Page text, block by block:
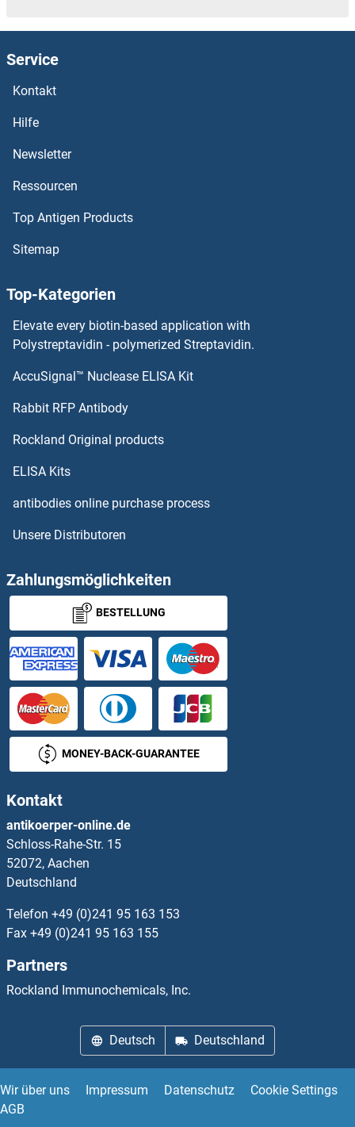
Service
Kontakt
Hilfe
Newsletter
Ressourcen
Top Antigen Products
Sitemap
Top-Kategorien
Elevate every biotin-based application with
Polystreptavidin - polymerized Streptavidin.
AccuSignal™ Nuclease ELISA Kit
Rabbit RFP Antibody
Rockland Original products
ELISA Kits
antibodies online purchase process
Unsere Distributoren
Zahlungsmöglichkeiten
BESTELLUNG
MONEY-BACK-GUARANTEE
Kontakt
antikoerper-online.de
Schloss-Rahe-Str. 15
52072, Aachen
Deutschland
Telefon +49 (0)241 95 163 153
Fax +49 (0)241 95 163 155
Partners
Rockland Immunochemicals, Inc.
Deutsch Deutschland
Wir über uns Impressum Datenschutz
Cookie Settings
AGB